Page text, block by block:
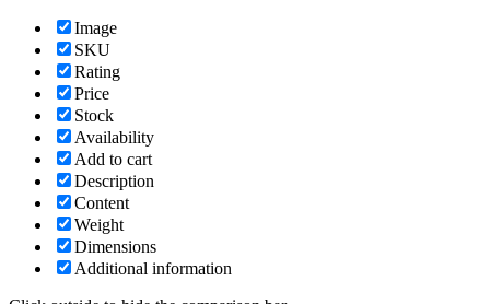
Image
SKU
Rating
Price
Stock
Availability
Add to cart
Description
Content
Weight
Dimensions
Additional information